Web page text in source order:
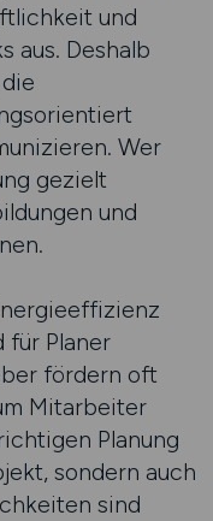
und
aus. Deshalb
Wer
gezielt
und
für Planer
fördern oft
Mitarbeiter
Planung
sondern auch
sind